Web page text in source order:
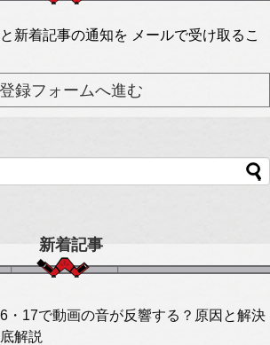
新着記事の通知を メールで受け取るこ
新着記事
・17で動画の音が反響する？原因と解決
解説